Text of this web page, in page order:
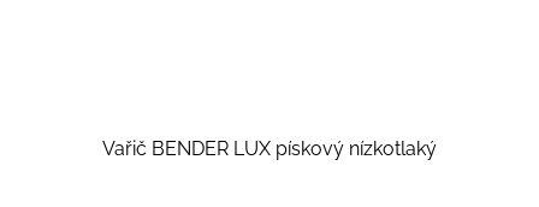
Vařič BENDER LUX pískový nízkotlaký